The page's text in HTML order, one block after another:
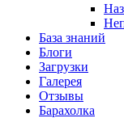
База знаний
Блоги
Загрузки
Галерея
Отзывы
Барахолка